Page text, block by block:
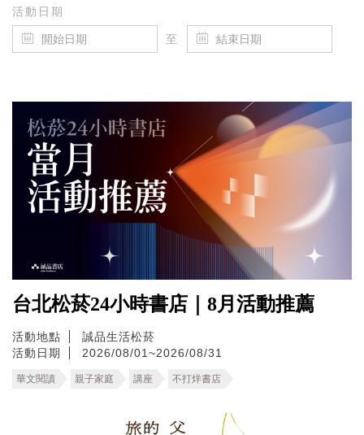
活動日期
至
台北松菸24小時書店｜8月活動推薦
活動地點
誠品生活松菸
活動日期
2026/08/01~2026/08/31
華文閱讀 親子家庭 講座 不打烊書店